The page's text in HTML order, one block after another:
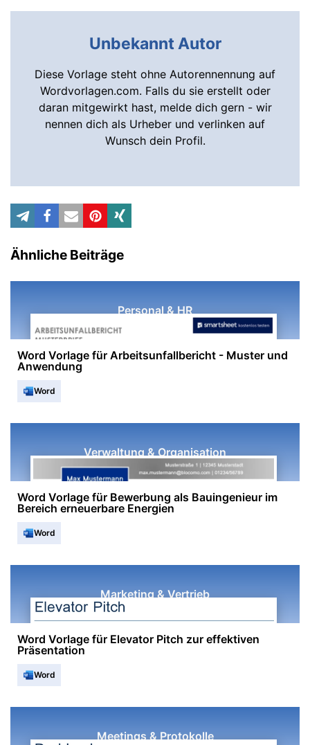
Unbekannt Autor
Diese Vorlage steht ohne Autorennennung auf
Wordvorlagen.com. Falls du sie erstellt oder
daran mitgewirkt hast, melde dich gern - wir
nennen dich als Urheber und verlinken auf
Wunsch dein Profil.
Ähnliche Beiträge
Personal & HR
Word Vorlage für Arbeitsunfallbericht - Muster und
Anwendung
Word
Verwaltung & Organisation
Word Vorlage für Bewerbung als Bauingenieur im
Bereich erneuerbare Energien
Word
Marketing & Vertrieb
Word Vorlage für Elevator Pitch zur effektiven
Präsentation
Word
Meetings & Protokolle